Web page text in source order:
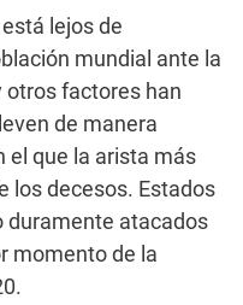
lejos de
mundial ante la
otros factores han
de manera
el que la arista más
los decesos. Estados
duramente atacados
momento de la